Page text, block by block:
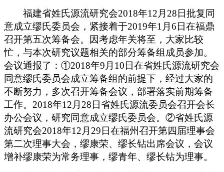
福建省姓氏源流研究会2018年12 月 28 日批复同
意成立缪氏委员会，紧接着于2019年1 月 6 日在福鼎
召开第五次筹备会。因考虑年关将至，大家比较
忙，与本次研究议题相关的部分筹备组成员参加。
会议通报了： ①2018年9 月 10 日在省姓氏源流研究会
同意缪氏委员会成立筹备组的前提下，经过大家的
不断努力， 多次召开筹备会议，部署落实前期筹备
工作。 2018年12 月 28 日省姓氏源流委员会召开会长
办公会议，研究同意成立缪氏委员会。 ②省姓氏源
流研究会2018年12 月 29 日在福州召开第四届理事会
第二次理事大会，缪康荣、缪长钻出席会议，会议
增补缪康荣为常务理事，缪青年、缪长钻为理事。